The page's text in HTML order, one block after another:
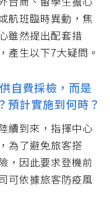
航班臨時異動，焦
雖然提出配套措
產生以下7大疑問。
自費採檢，而是
預計實施到何時？
續到來，指揮中心
為了避免旅客搭
，因此要求登機前
可依據旅客防疫風